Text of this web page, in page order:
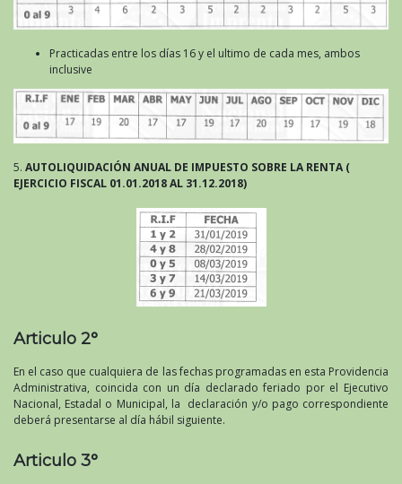
Practicadas entre los días 16 y el ultimo de cada mes, ambos
inclusive
5. AUTOLIQUIDACIÓN ANUAL DE IMPUESTO SOBRE LA RENTA (
EJERCICIO FISCAL 01.01.2018 AL 31.12.2018)
Articulo 2°
En el caso que cualquiera de las fechas programadas en esta Providencia
Administrativa, coincida con un día declarado feriado por el Ejecutivo
Nacional, Estadal o Municipal, la declaración y/o pago correspondiente
deberá presentarse al día hábil siguiente.
Articulo 3°